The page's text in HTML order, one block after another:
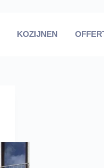
KOZIJNEN